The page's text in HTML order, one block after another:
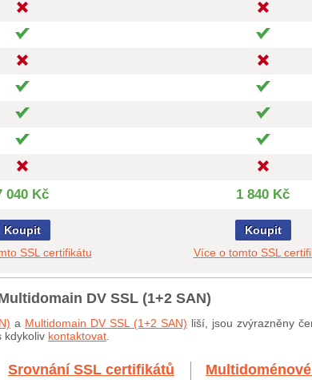
040 Kč 1 840 Kč
Koupit
SSL certifikátu
Koupit
Více o tomto SSL
DV SSL (1+2 SAN)
a Multidomain DV SSL (1+2 SAN) liší, jsou zvýrazněny
kdykoliv kontaktovat
Srovnání SSL certifikátů Multidoménové